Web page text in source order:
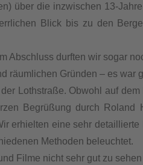
über die inzwischen 13-
Blick bis zu den
Abschluss durften wir sogar
räumlichen Gründen – es war
Lothstraße. Obwohl auf
Begrüßung durch
erhielten eine sehr
Methoden beleuchtet.
Filme nicht sehr gut zu